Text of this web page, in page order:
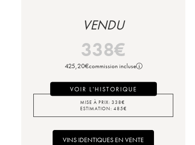
VENDU
338€
425,20€commission incluse
VOIR L'HISTORIQUE
MISE À PRIX: 338€
ESTIMATION: 485€
VINS IDENTIQUES EN VENTE